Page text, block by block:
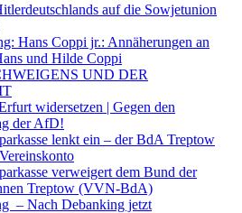
auf die Sowjetunion
Hans Coppi jr.: Annäherungen an
und Hilde Coppi
UND DER
widersetzen | Gegen den
der AfD!
lenkt ein – der BdA Treptow
verweigert dem Bund der
Treptow (VVN-BdA)
– Nach Debanking jetzt